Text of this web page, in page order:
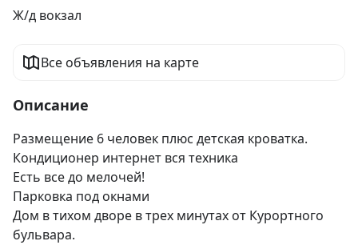
Ж/д вокзал
Все объявления на карте
Описание
Размещение 6 человек плюс детская кроватка.
Кондиционер интернет вся техника
Есть все до мелочей!
Парковка под окнами
Дом в тихом дворе в трех минутах от Курортного
бульвара.